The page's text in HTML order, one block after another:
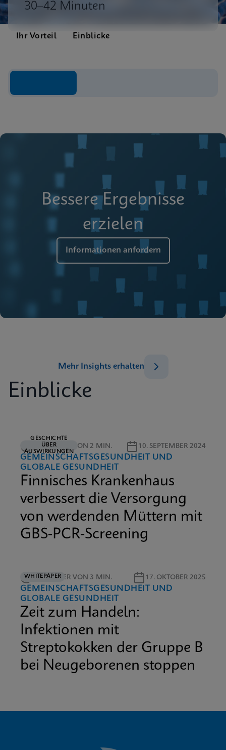
30–42 Minuten
Ihr Vorteil Einblicke
Bessere Ergebnisse
erzielen
Informationen anfordern
Einblicke
Mehr Insights erhalten
GESCHICHTE
ÜBER
AUSWIRKUNGEN
LESEDAUER VON 2 MIN. 10. SEPTEMBER 2024
GEMEINSCHAFTSGESUNDHEIT UND
GLOBALE GESUNDHEIT
Finnisches Krankenhaus
verbessert die Versorgung
von werdenden Müttern mit
GBS-PCR-Screening
WHITEPAPER
LESEDAUER VON 3 MIN. 17. OKTOBER 2025
GEMEINSCHAFTSGESUNDHEIT UND
GLOBALE GESUNDHEIT
Zeit zum Handeln:
Infektionen mit
Streptokokken der Gruppe B
bei Neugeborenen stoppen